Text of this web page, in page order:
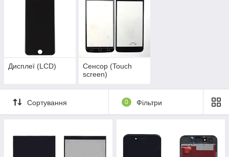
Дисплеї (LCD)
Сенсор (Touch
screen)
Сортування 0 Фільтри